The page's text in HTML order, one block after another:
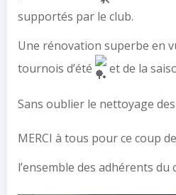
supportés par le club.
Une rénovation superbe en
tournois d’été
et de la
Sans oublier le nettoyage
MERCI à tous pour ce coup
l’ensemble des adhérents du